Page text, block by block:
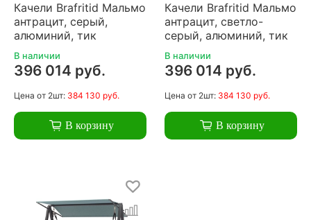
Качели Brafritid Мальмо
антрацит, серый,
алюминий, тик
В наличии
396 014 руб.
Цена от 2шт: 384 130 руб.
В корзину
Качели Brafritid Мальмо
антрацит, светло-
серый, алюминий, тик
В наличии
396 014 руб.
Цена от 2шт: 384 130 руб.
В корзину